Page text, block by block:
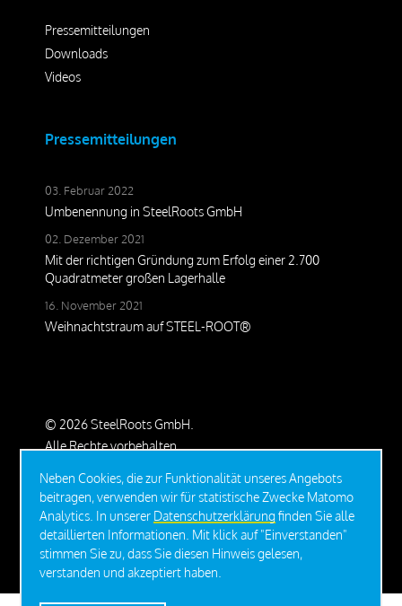
Neben Cookies, die zur Funktionalität unseres Angebots
beitragen, verwenden wir für statistische Zwecke Matomo
Analytics. In unserer Datenschutzerklärung finden Sie alle
detaillierten Informationen. Mit klick auf "Einverstanden"
stimmen Sie zu, dass Sie diesen Hinweis gelesen,
verstanden und akzeptiert haben.
Pressemitteilungen
Downloads
Videos
Pressemitteilungen
03. Februar 2022
Umbenennung in SteelRoots GmbH
02. Dezember 2021
Mit der richtigen Gründung zum Erfolg einer 2.700
Quadratmeter großen Lagerhalle
16. November 2021
Weihnachtstraum auf STEEL-ROOT®
© 2026 SteelRoots GmbH.
Alle Rechte vorbehalten.
Kontakt Datenschutz Impressum
ENGLISH